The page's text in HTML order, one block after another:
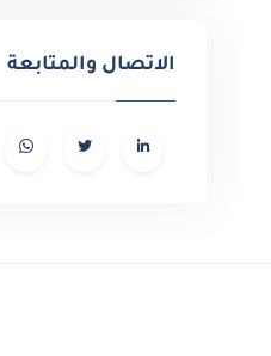
الاتصال والمتابعة